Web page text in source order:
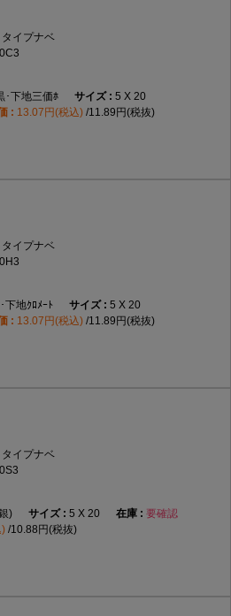
イプナベ
･下地三価ﾎ
5 X 20
13.07円(税込) 11.89円(税抜)
イプナベ
下地ｸﾛﾒｰﾄ
5 X 20
13.07円(税込) 11.89円(税抜)
イプナベ
) 5 X 20
要確認
) 10.88円(税抜)